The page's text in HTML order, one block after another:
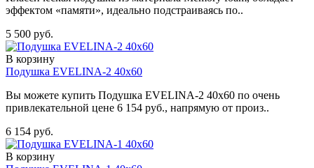
эффектом «памяти», идеально подстраиваясь по..
5 500 руб.
В корзину
Подушка EVELINA-2 40х60
Вы можете купить Подушка EVELINA-2 40х60 по очень
привлекательной цене 6 154 руб., напрямую от произ..
6 154 руб.
В корзину